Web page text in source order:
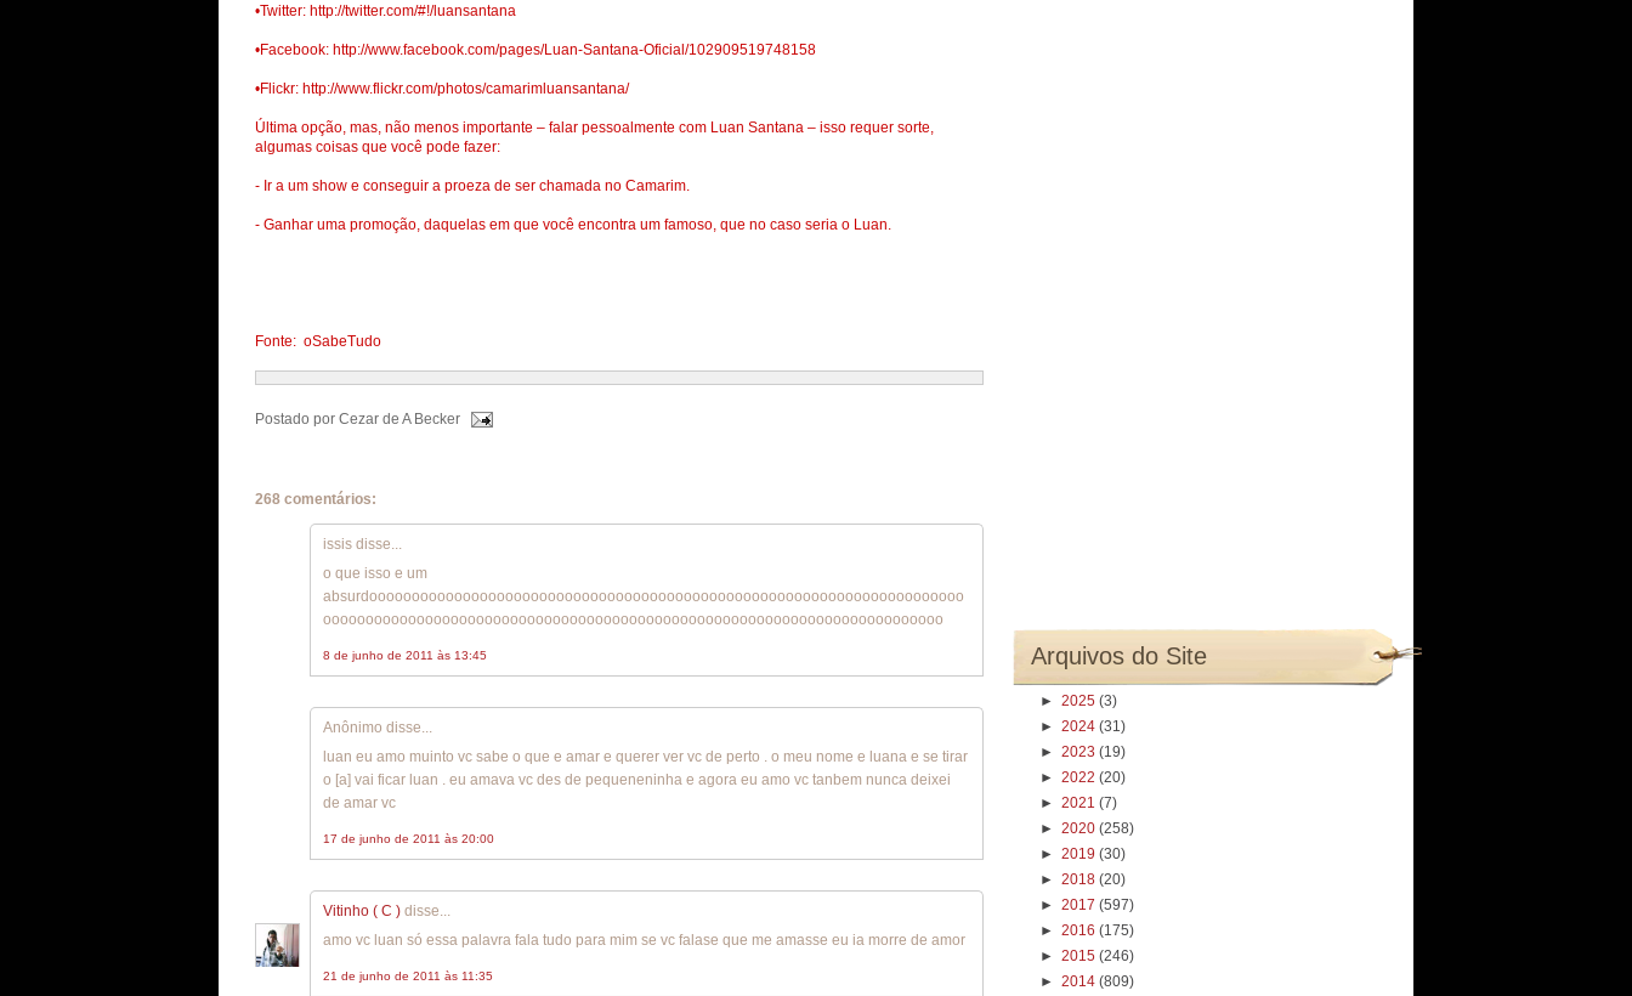
•Twitter: http://twitter.com/#!/luansantana
•Facebook: http://www.facebook.com/pages/Luan-Santana-Oficial/102909519748158
•Flickr: http://www.flickr.com/photos/camarimluansantana/
Última opção, mas, não menos importante – falar pessoalmente com Luan Santana – isso requer sorte,
algumas coisas que você pode fazer:
- Ir a um show e conseguir a proeza de ser chamada no Camarim.
- Ganhar uma promoção, daquelas em que você encontra um famoso, que no caso seria o Luan.
Fonte: oSabeTudo
Postado por Cezar de A Becker
268 comentários:
issis disse...
o que isso e um
absurdoooooooooooooooooooooooooooooooooooooooooooooooooooooooooooooooooooooo
ooooooooooooooooooooooooooooooooooooooooooooooooooooooooooooooooooooooooo
8 de junho de 2011 às 13:45
Anônimo disse...
luan eu amo muinto vc sabe o que e amar e querer ver vc de perto . o meu nome e luana e se tirar
o [a] vai ficar luan . eu amava vc des de pequeneninha e agora eu amo vc tanbem nunca deixei
de amar vc
17 de junho de 2011 às 20:00
Vitinho ( C ) disse...
amo vc luan só essa palavra fala tudo para mim se vc falase que me amasse eu ia morre de amor
21 de junho de 2011 às 11:35
Arquivos do Site
► 2025 (3)
► 2024 (31)
► 2023 (19)
► 2022 (20)
► 2021 (7)
► 2020 (258)
► 2019 (30)
► 2018 (20)
► 2017 (597)
► 2016 (175)
► 2015 (246)
► 2014 (809)